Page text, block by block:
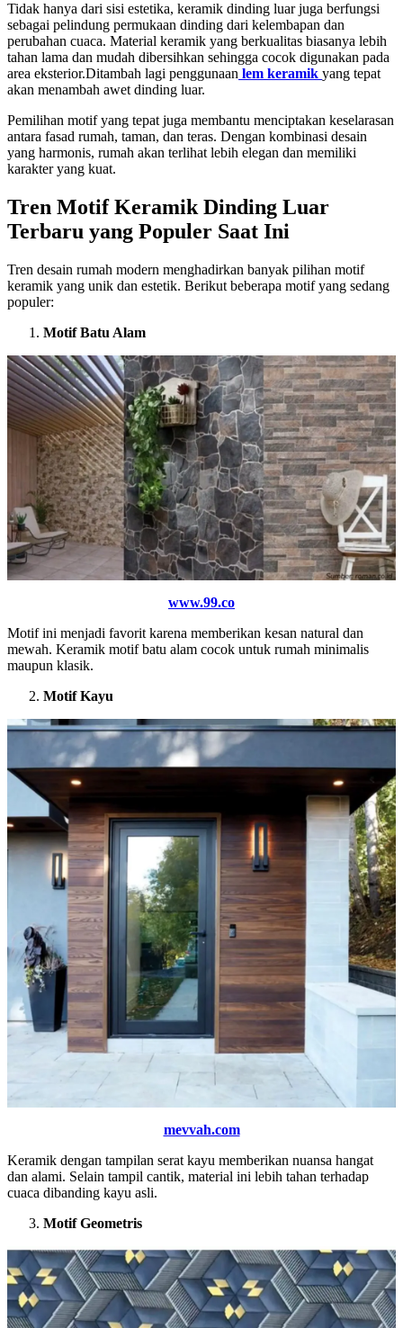
Tidak hanya dari sisi estetika, keramik dinding luar juga berfungsi
sebagai pelindung permukaan dinding dari kelembapan dan
perubahan cuaca. Material keramik yang berkualitas biasanya lebih
tahan lama dan mudah dibersihkan sehingga cocok digunakan pada
area eksterior.Ditambah lagi penggunaan lem keramik yang tepat
akan menambah awet dinding luar.
Pemilihan motif yang tepat juga membantu menciptakan keselarasan
antara fasad rumah, taman, dan teras. Dengan kombinasi desain
yang harmonis, rumah akan terlihat lebih elegan dan memiliki
karakter yang kuat.
Tren Motif Keramik Dinding Luar
Terbaru yang Populer Saat Ini
Tren desain rumah modern menghadirkan banyak pilihan motif
keramik yang unik dan estetik. Berikut beberapa motif yang sedang
populer:
Motif Batu Alam
www.99.co
Motif ini menjadi favorit karena memberikan kesan natural dan
mewah. Keramik motif batu alam cocok untuk rumah minimalis
maupun klasik.
Motif Kayu
mevvah.com
Keramik dengan tampilan serat kayu memberikan nuansa hangat
dan alami. Selain tampil cantik, material ini lebih tahan terhadap
cuaca dibanding kayu asli.
Motif Geometris